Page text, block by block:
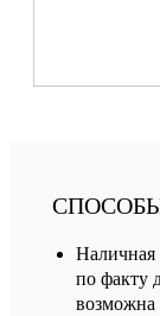
Наличная
по факту
возможна